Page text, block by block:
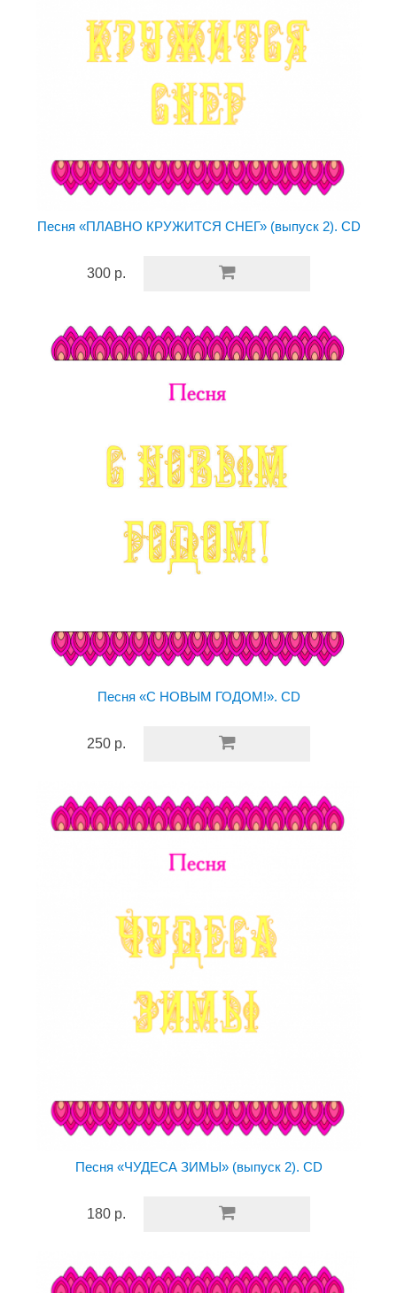
Песня «ПЛАВНО КРУЖИТСЯ СНЕГ» (выпуск 2). CD
300 р.
Песня «С НОВЫМ ГОДОМ!». CD
250 р.
Песня «ЧУДЕСА ЗИМЫ» (выпуск 2). CD
180 р.